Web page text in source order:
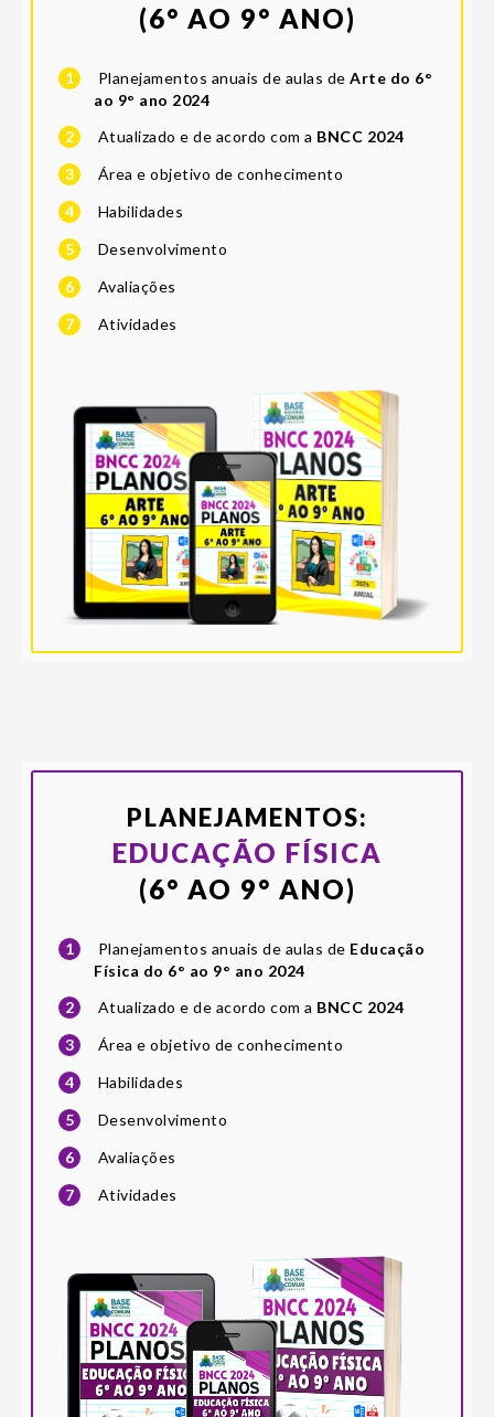
(6° AO 9° ANO)
1 Planejamentos anuais de aulas de Arte do 6°
ao 9° ano 2024
2
Atualizado e de acordo com a BNCC 2024
3
Área e objetivo de conhecimento
4
Habilidades
5
Desenvolvimento
6
Avaliações
7
Atividades
PLANEJAMENTOS:
EDUCAÇÃO FÍSICA
(6° AO 9° ANO)
1 Planejamentos anuais de aulas de Educação
Física do 6° ao 9° ano 2024
2
Atualizado e de acordo com a BNCC 2024
3
Área e objetivo de conhecimento
4
Habilidades
5
Desenvolvimento
6
Avaliações
7
Atividades